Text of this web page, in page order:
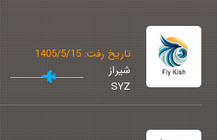
تاریخ رفت: 1405/5/15
شیراز
SYZ